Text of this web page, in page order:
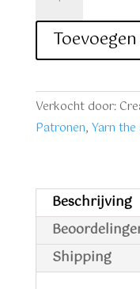
After
Party
Crochet
Between
the
aantal
Verkocht door:
Patronen, Yarn
Beschrijving
Shipping